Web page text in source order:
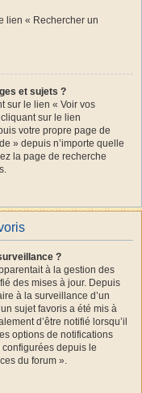
lien « Rechercher un
et sujets ?
sur le lien « Voir vos
sur le lien
votre propre page de
» depuis n’importe quelle
la page de recherche
?
à la gestion des
des mises à jour. Depuis
à la surveillance d’un
sujet favoris a été mis à
d’être notifié lorsqu’il
options de notifications
depuis le
du forum ».